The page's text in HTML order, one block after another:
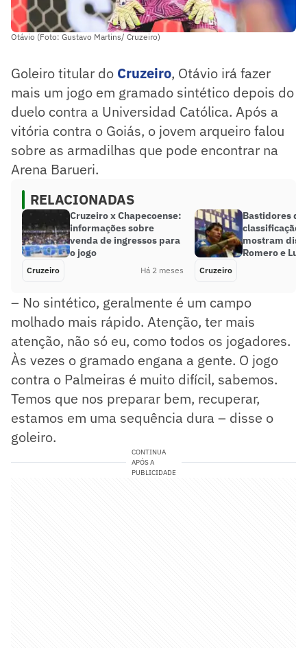
Otávio (Foto: Gustavo Martins/ Cruzeiro)
Goleiro titular do Cruzeiro, Otávio irá fazer
mais um jogo em gramado sintético depois do
duelo contra a Universidad Católica. Após a
vitória contra o Goiás, o jovem arqueiro falou
sobre as armadilhas que pode encontrar na
Arena Barueri.
RELACIONADAS
Cruzeiro x Chapecoense:
informações sobre
venda de ingressos para
o jogo
Cruzeiro Há 2 meses
Bastidores de
classificação
mostram
Romero e
Cruzeiro
– No sintético, geralmente é um campo
molhado mais rápido. Atenção, ter mais
atenção, não só eu, como todos os jogadores.
Às vezes o gramado engana a gente. O jogo
contra o Palmeiras é muito difícil, sabemos.
Temos que nos preparar bem, recuperar,
estamos em uma sequência dura – disse o
goleiro.
CONTINUA
APÓS A
PUBLICIDADE